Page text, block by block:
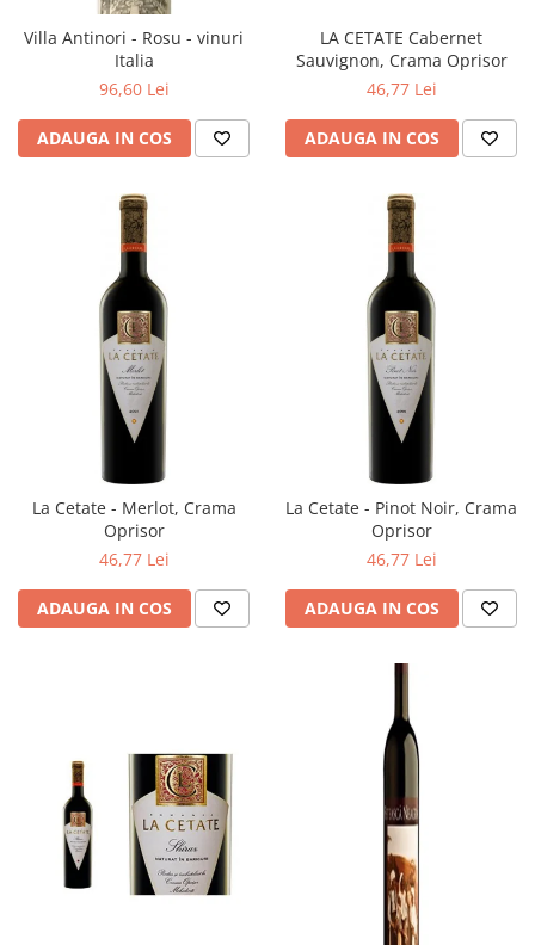
Villa Antinori - Rosu - vinuri
Italia
96,60 Lei
ADAUGA IN COS
LA CETATE Cabernet
Sauvignon, Crama Oprisor
46,77 Lei
ADAUGA IN COS
La Cetate - Merlot, Crama
Oprisor
46,77 Lei
ADAUGA IN COS
La Cetate - Pinot Noir, Crama
Oprisor
46,77 Lei
ADAUGA IN COS